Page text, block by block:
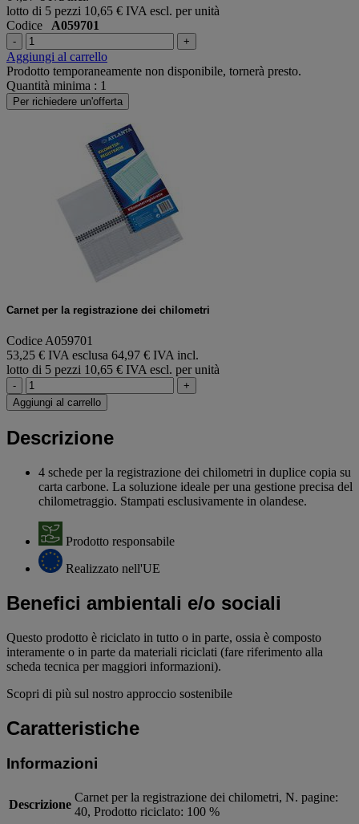
lotto di 5 pezzi 10,65 € IVA escl. per unità
Codice A059701
- +
Aggiungi al carrello
Prodotto temporaneamente non disponibile, tornerà presto.
Quantità minima : 1
Per richiedere un'offerta
Carnet per la registrazione dei chilometri
Codice A059701
53,25 € IVA esclusa 64,97 € IVA incl.
lotto di 5 pezzi 10,65 € IVA escl. per unità
-
+
Aggiungi al carrello
Descrizione
4 schede per la registrazione dei chilometri in duplice copia su
carta carbone. La soluzione ideale per una gestione precisa del
chilometraggio. Stampati esclusivamente in olandese.
Prodotto responsabile
Realizzato nell'UE
Benefici ambientali e/o sociali
Questo prodotto è riciclato in tutto o in parte, ossia è composto
interamente o in parte da materiali riciclati (fare riferimento alla
scheda tecnica per maggiori informazioni).
Scopri di più sul nostro approccio sostenibile
Caratteristiche
Informazioni
Descrizione
Carnet per la registrazione dei chilometri, N. pagine:
40, Prodotto riciclato: 100 %